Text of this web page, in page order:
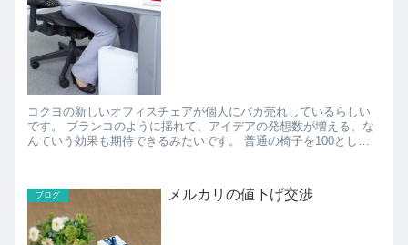
コクヨの新しいオフィスチェアが個人にバカ売れしているらしい
です。 ブランコのように揺れて、アイデアの発想数が増える、な
んていう効果も期待できるみたいです。 普通の椅子を100とした
ブログ メルカリの値下げ交渉